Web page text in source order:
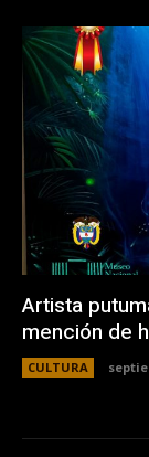
Artista
mención de
CULTURA